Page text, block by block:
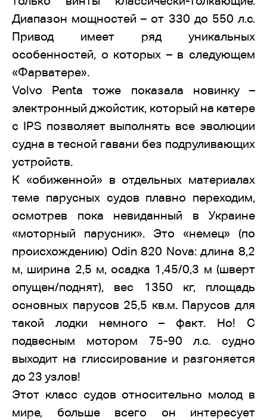
Диапазон мощностей – от 330 до 550 л.с.
Привод имеет ряд уникальных
особенностей, о которых – в следующем
«Фарватере».
Volvo Penta тоже показала новинку –
электронный джойстик, который на катере
с IPS позволяет выполнять все эволюции
судна в тесной гавани без подруливающих
устройств.
К «обиженной» в отдельных материалах
теме парусных судов плавно переходим,
осмотрев пока невиданный в Украине
«моторный парусник». Это «немец» (по
происхождению) Odin 820 Nova: длина 8,2
м, ширина 2,5 м, осадка 1,45/0,3 м (шверт
опущен/поднят), вес 1350 кг, площадь
основных парусов 25,5 кв.м. Парусов для
такой лодки немного – факт. Но! С
подвесным мотором 75-90 л.с. судно
выходит на глиссирование и разгоняется
до 23 узлов!
Этот класс судов относительно молод в
мире, больше всего он интересует